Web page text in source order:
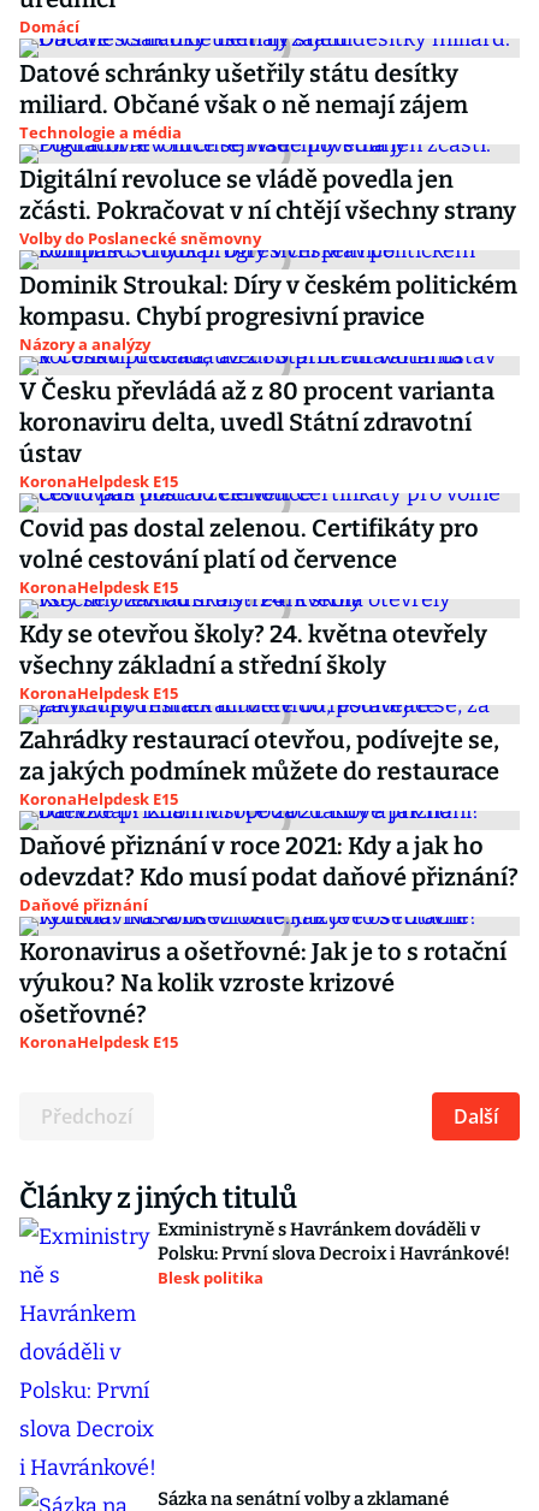
Domácí
Datové schránky ušetřily státu desítky
miliard. Občané však o ně nemají zájem
Technologie a média
Digitální revoluce se vládě povedla jen
zčásti. Pokračovat v ní chtějí všechny strany
Volby do Poslanecké sněmovny
Dominik Stroukal: Díry v českém politickém
kompasu. Chybí progresivní pravice
Názory a analýzy
V Česku převládá až z 80 procent varianta
koronaviru delta, uvedl Státní zdravotní
ústav
KoronaHelpdesk E15
Covid pas dostal zelenou. Certifikáty pro
volné cestování platí od července
KoronaHelpdesk E15
Kdy se otevřou školy? 24. května otevřely
všechny základní a střední školy
KoronaHelpdesk E15
Zahrádky restaurací otevřou, podívejte se,
za jakých podmínek můžete do restaurace
KoronaHelpdesk E15
Daňové přiznání v roce 2021: Kdy a jak ho
odevzdat? Kdo musí podat daňové přiznání?
Daňové přiznání
Koronavirus a ošetřovné: Jak je to s rotační
výukou? Na kolik vzroste krizové
ošetřovné?
KoronaHelpdesk E15
Předchozí Další
Články z jiných titulů
Exministryně s Havránkem dováděli v
Polsku: První slova Decroix i Havránkové!
Blesk politika
Sázka na senátní volby a zklamané